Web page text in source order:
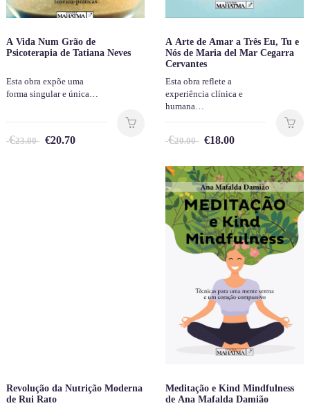
A Vida Num Grão de
Psicoterapia de Tatiana Neves
Esta obra expõe uma
forma singular e única…
€23.00 €20.70
A Arte de Amar a Três Eu, Tu e
Nós de Maria del Mar Cegarra
Cervantes
Esta obra reflete a
experiência clínica e
humana…
€20.00 €18.00
Revolução da Nutrição Moderna
de Rui Rato
Meditação e Kind Mindfulness
de Ana Mafalda Damião